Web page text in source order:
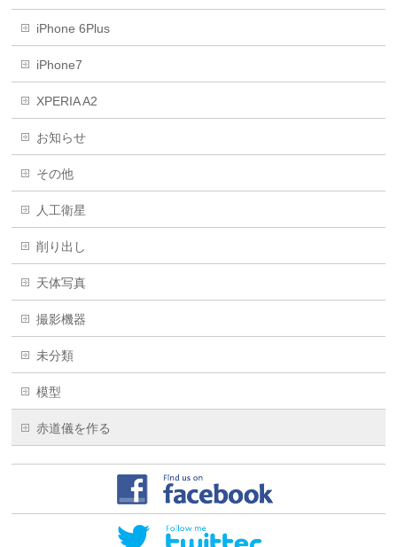
iPhone 6Plus
iPhone7
XPERIA A2
お知らせ
その他
人工衛星
削り出し
天体写真
撮影機器
未分類
模型
赤道儀を作る